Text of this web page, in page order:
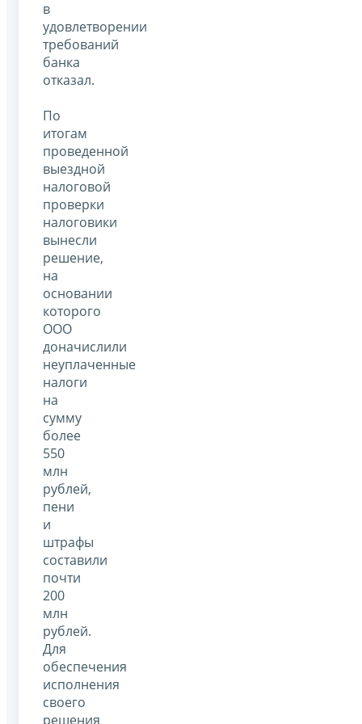
в
удовлетворении
требований
банка
отказал.
По
итогам
проведенной
выездной
налоговой
проверки
налоговики
вынесли
решение,
на
основании
которого
ООО
доначислили
неуплаченные
налоги
на
сумму
более
550
млн
рублей,
пени
и
штрафы
составили
почти
200
млн
рублей.
Для
обеспечения
исполнения
своего
решения